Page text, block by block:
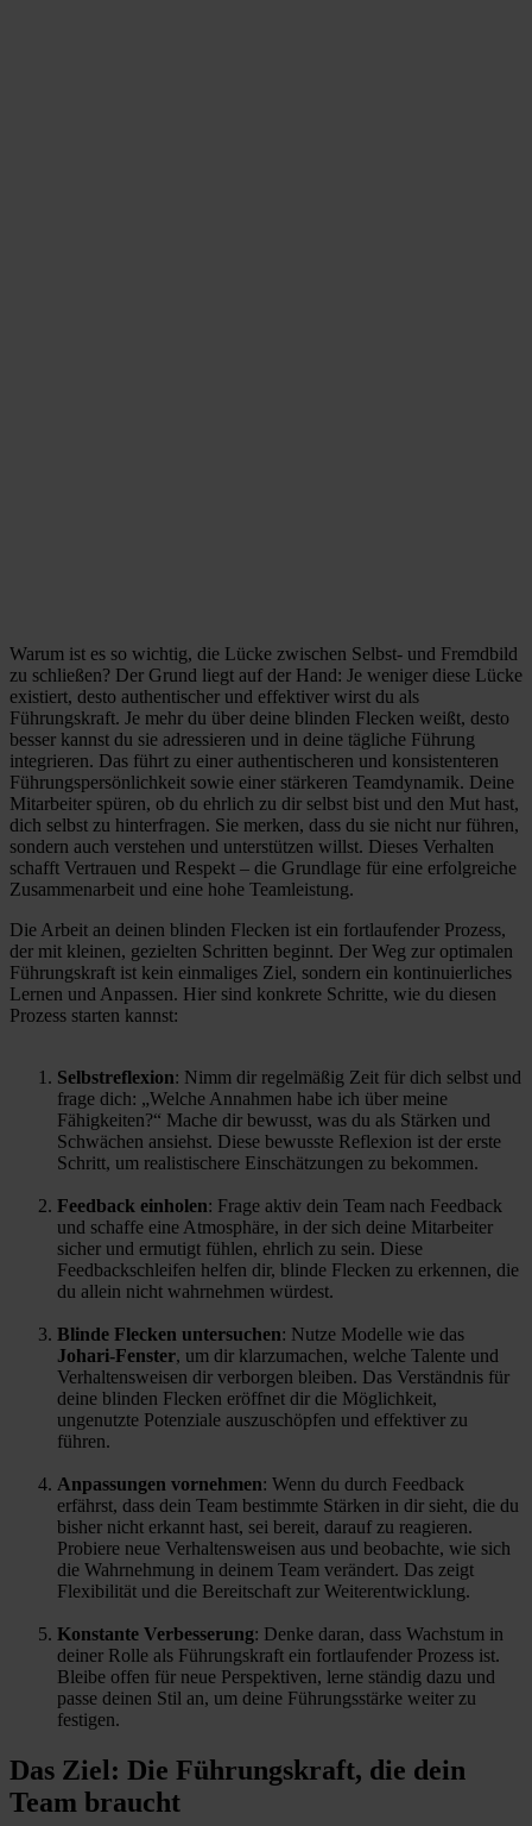
Warum ist es so wichtig, die Lücke zwischen Selbst- und Fremdbild
zu schließen? Der Grund liegt auf der Hand: Je weniger diese Lücke
existiert, desto authentischer und effektiver wirst du als
Führungskraft. Je mehr du über deine blinden Flecken weißt, desto
besser kannst du sie adressieren und in deine tägliche Führung
integrieren. Das führt zu einer authentischeren und konsistenteren
Führungspersönlichkeit sowie einer stärkeren Teamdynamik. Deine
Mitarbeiter spüren, ob du ehrlich zu dir selbst bist und den Mut hast,
dich selbst zu hinterfragen. Sie merken, dass du sie nicht nur führen,
sondern auch verstehen und unterstützen willst. Dieses Verhalten
schafft Vertrauen und Respekt – die Grundlage für eine erfolgreiche
Zusammenarbeit und eine hohe Teamleistung.
Die Arbeit an deinen blinden Flecken ist ein fortlaufender Prozess,
der mit kleinen, gezielten Schritten beginnt. Der Weg zur optimalen
Führungskraft ist kein einmaliges Ziel, sondern ein kontinuierliches
Lernen und Anpassen. Hier sind konkrete Schritte, wie du diesen
Prozess starten kannst:
Selbstreflexion: Nimm dir regelmäßig Zeit für dich selbst und
frage dich: „Welche Annahmen habe ich über meine
Fähigkeiten?“ Mache dir bewusst, was du als Stärken und
Schwächen ansiehst. Diese bewusste Reflexion ist der erste
Schritt, um realistischere Einschätzungen zu bekommen.
Feedback einholen: Frage aktiv dein Team nach Feedback
und schaffe eine Atmosphäre, in der sich deine Mitarbeiter
sicher und ermutigt fühlen, ehrlich zu sein. Diese
Feedbackschleifen helfen dir, blinde Flecken zu erkennen, die
du allein nicht wahrnehmen würdest.
Blinde Flecken untersuchen: Nutze Modelle wie das
Johari-Fenster, um dir klarzumachen, welche Talente und
Verhaltensweisen dir verborgen bleiben. Das Verständnis für
deine blinden Flecken eröffnet dir die Möglichkeit,
ungenutzte Potenziale auszuschöpfen und effektiver zu
führen.
Anpassungen vornehmen: Wenn du durch Feedback
erfährst, dass dein Team bestimmte Stärken in dir sieht, die du
bisher nicht erkannt hast, sei bereit, darauf zu reagieren.
Probiere neue Verhaltensweisen aus und beobachte, wie sich
die Wahrnehmung in deinem Team verändert. Das zeigt
Flexibilität und die Bereitschaft zur Weiterentwicklung.
Konstante Verbesserung: Denke daran, dass Wachstum in
deiner Rolle als Führungskraft ein fortlaufender Prozess ist.
Bleibe offen für neue Perspektiven, lerne ständig dazu und
passe deinen Stil an, um deine Führungsstärke weiter zu
festigen.
Das Ziel: Die Führungskraft, die dein
Team braucht